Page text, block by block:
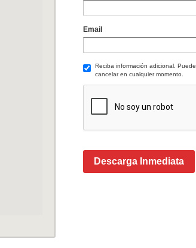
Email
Reciba información adicional. Puede
cancelar en cualquier momento.
Descarga Inmediata